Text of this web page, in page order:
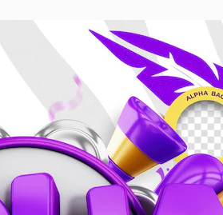
Produtos
Spaces
Assistente de IA
imagens
Gerador de vídeos
Começar
Academy
Documentação
Atendimento
Termos e
condições